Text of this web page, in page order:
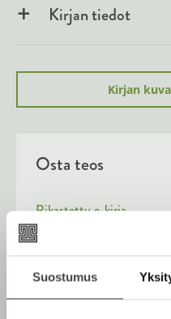
Suostumus
Kirjan tiedot
Kirjan
Osta teos
K
u
n
t
Rikastettu e-kirja
B
o
k
b
u
Äänikirja
o